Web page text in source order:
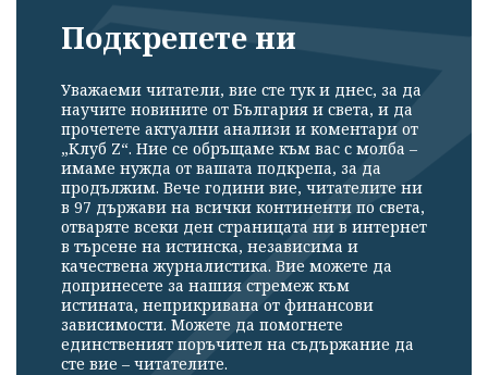
Подкрепете ни
Уважаеми читатели, вие сте тук и днес, за да
научите новините от България и света, и да
прочетете актуални анализи и коментари от
„Клуб Z“. Ние се обръщаме към вас с молба –
имаме нужда от вашата подкрепа, за да
продължим. Вече години вие, читателите ни
в 97 държави на всички континенти по света,
отваряте всеки ден страницата ни в интернет
в търсене на истинска, независима и
качествена журналистика. Вие можете да
допринесете за нашия стремеж към
истината, неприкривана от финансови
зависимости. Можете да помогнете
единственият поръчител на съдържание да
сте вие – читателите.